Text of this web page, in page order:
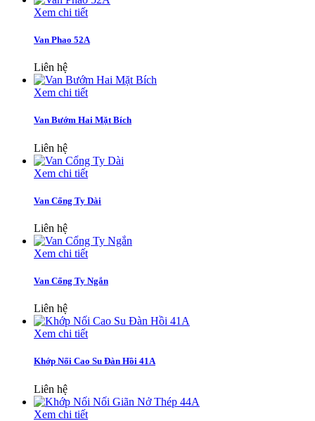
Xem chi tiết
Van Phao 52A
Liên hệ
Xem chi tiết
Van Bướm Hai Mặt Bích
Liên hệ
Xem chi tiết
Van Cổng Ty Dài
Liên hệ
Xem chi tiết
Van Cổng Ty Ngắn
Liên hệ
Xem chi tiết
Khớp Nối Cao Su Đàn Hồi 41A
Liên hệ
Xem chi tiết